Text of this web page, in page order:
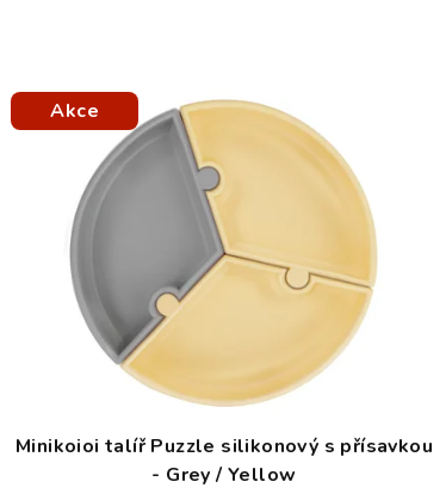
Akce
Minikoioi talíř Puzzle silikonový s přísavkou
- Grey / Yellow